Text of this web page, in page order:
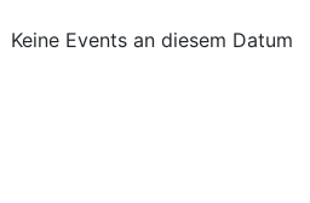
Keine Events an diesem Datum